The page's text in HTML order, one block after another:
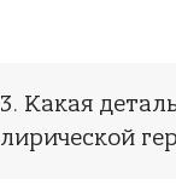
3. Какая
лирической